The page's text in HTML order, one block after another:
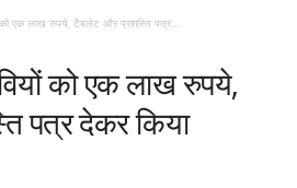
को एक लाख रुपये, टैबलेट और प्रशस्ति पत्र...
को एक लाख रुपये,
पत्र देकर किया